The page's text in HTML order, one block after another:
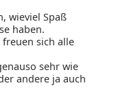
wieviel Spaß
haben.
sich alle
sehr wie
andere ja auch